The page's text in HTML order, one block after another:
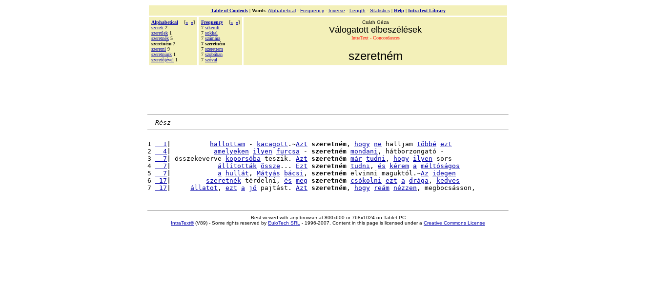
Table of Contents| Words: Alphabetical- Frequency- Inverse - Length - Statistics| Help| IntraText Library
Alphabetical [« »]
szereti 2
szeretlek 1
szeretnék 5
szeretném 7
szeretni 9
szeretnünk 1
szeretõjével 1
Frequency [« »]
7 sikerült
7 sokkal
7 számára
7 szeretném
7 szerettem
7 szobában
7 szóval
Csáth Géza
Válogatott elbeszélések
IntraText - Concordances
szeretném
Rész
1
  1
hallottam - kacagott .~Azt szeretném , hogy ne halljam többé ezt
2
  4
amelyeken ilyen furcsa - szeretném mondani , hátborzongató -
3
  7
| összekeverve koporsóba teszik. Azt szeretném már tudni , hogy ilyen sors
4
  7
állították össze ... Ezt szeretném tudni , és kérem a méltóságos
5
  7
a hullát , Mátyás bácsi , szeretném elvinni maguktól.~Az
idegen
6
17 szeretnék térdelni, és meg szeretném csókolni ezt a drága ,
kedves
7
17 állatot , ezt a jó pajtást. Azt szeretném , hogy reám nézzen
Best viewed with any browser at 800x600 or 768x1024 on Tablet PC
IntraText®(V89) - Some rights reserved by EuloTech SRL - 1996-2007. Content in this page is licensed under a Creative Commons License